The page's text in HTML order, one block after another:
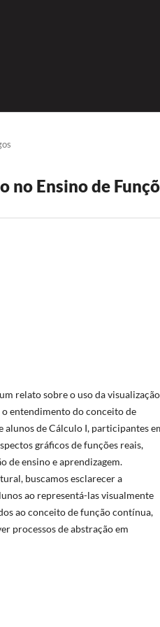
no Ensino de
relato sobre o uso da visualização
entendimento do conceito de
de Cálculo I, participantes
gráficos de funções reais,
de ensino e aprendizagem.
buscamos esclarecer a
ao representá-las visualmente
ao conceito de função contínua,
processos de abstração em